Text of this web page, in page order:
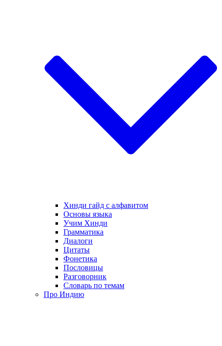
Хинди гайд с алфавитом
Основы языка
Учим Хинди
Грамматика
Диалоги
Цитаты
Фонетика
Пословицы
Разговорник
Словарь по темам
Про Индию